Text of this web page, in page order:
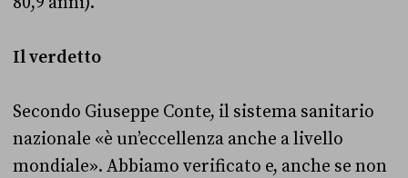
Il verdetto
Secondo Giuseppe Conte, il sistema sanitario
nazionale «è un’eccellenza anche a livello
mondiale». Abbiamo verificato e, anche se non